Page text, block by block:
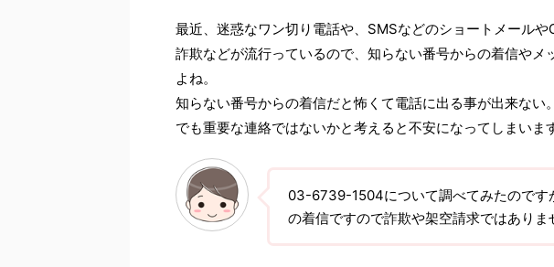
最近、迷惑なワン切り電話や、SMSなどのショートメール
詐欺などが流行っているので、知らない番号からの着信やメ
よね。
知らない番号からの着信だと怖くて電話に出る事が出来ない。
でも重要な連絡ではないかと考えると不安になってしまいま
03-6739-1504について調べてみたのです
の着信ですので詐欺や架空請求ではありま